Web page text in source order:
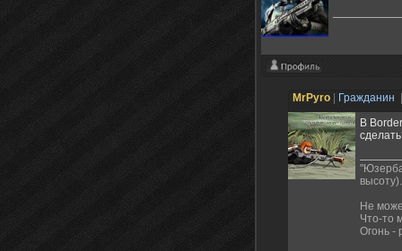
MrPyro Гражданин
В
Не
Что-то
Огонь -